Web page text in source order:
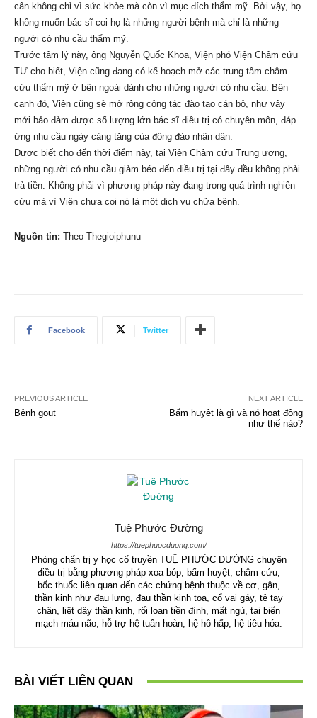
cân không chỉ vì sức khỏe mà còn vì mục đích thẩm mỹ. Bởi vậy, họ
không muốn bác sĩ coi họ là những người bệnh mà chỉ là những
người có nhu cầu thẩm mỹ.
Trước tâm lý này, ông Nguyễn Quốc Khoa, Viện phó Viện Châm cứu
TƯ cho biết, Viện cũng đang có kế hoạch mở các trung tâm châm
cứu thẩm mỹ ở bên ngoài dành cho những người có nhu cầu. Bên
cạnh đó, Viện cũng sẽ mở rộng công tác đào tạo cán bộ, như vậy
mới bảo đảm được số lượng lớn bác sĩ điều trị có chuyên môn, đáp
ứng nhu cầu ngày càng tăng của đông đảo nhân dân.
Được biết cho đến thời điểm này, tại Viện Châm cứu Trung ương,
những người có nhu cầu giảm béo đến điều trị tại đây đều không phải
trả tiền. Không phải vì phương pháp này đang trong quá trình nghiên
cứu mà vì Viện chưa coi nó là một dịch vụ chữa bệnh.
Nguồn tin: Theo Thegioiphunu
Facebook Twitter
PREVIOUS ARTICLE
Bệnh gout
NEXT ARTICLE
Bấm huyệt là gì và nó hoạt động
như thế nào?
Tuệ Phước Đường
https://tuephuocduong.com/
Phòng chẩn trị y học cổ truyền TUỆ PHƯỚC ĐƯỜNG chuyên
điều trị bằng phương pháp xoa bóp, bấm huyệt, châm cứu,
bốc thuốc liên quan đến các chứng bệnh thuộc về cơ, gân,
thần kinh như đau lưng, đau thần kinh tọa, cổ vai gáy, tê tay
chân, liệt dây thần kinh, rối loạn tiền đình, mất ngủ, tai biến
mạch máu não, hỗ trợ hệ tuần hoàn, hệ hô hấp, hệ tiêu hóa.
BÀI VIẾT LIÊN QUAN